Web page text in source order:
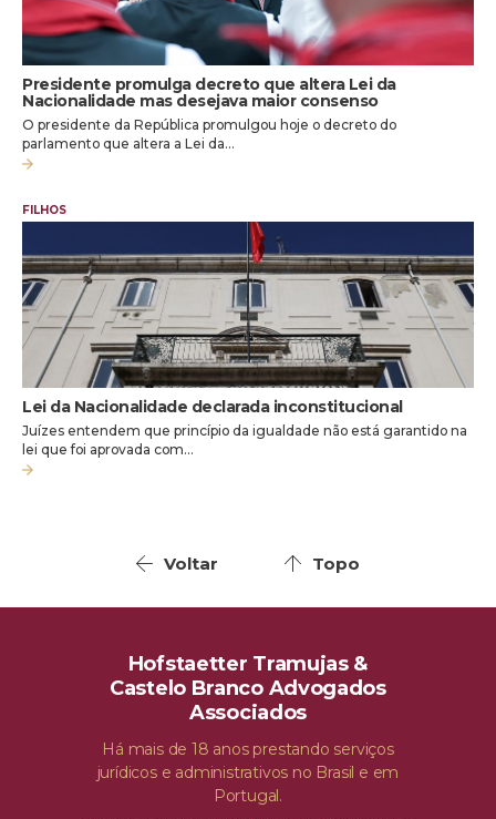
Presidente promulga decreto que altera Lei da
Nacionalidade mas desejava maior consenso
O presidente da República promulgou hoje o decreto do
parlamento que altera a Lei da…
FILHOS
Lei da Nacionalidade declarada inconstitucional
Juízes entendem que princípio da igualdade não está garantido na
lei que foi aprovada com…
Voltar Topo
Hofstaetter Tramujas &
Castelo Branco Advogados
Associados
Há mais de 18 anos prestando serviços
jurídicos e administrativos no Brasil e em
Portugal.